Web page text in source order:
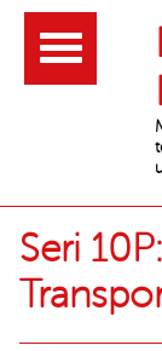
Header
content
Seri